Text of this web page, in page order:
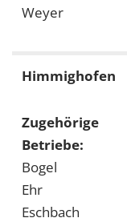
Weyer
Himmighofen
Zugehörige
Betriebe:
Bogel
Ehr
Eschbach